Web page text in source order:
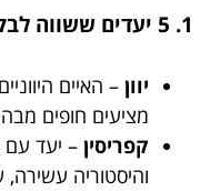
1. 5 יעדים ששווה לבקר בהם – לבחור מהר!
יוון – האיים
מציעים חופים
קפריסין – יעד עם
והיסטוריה